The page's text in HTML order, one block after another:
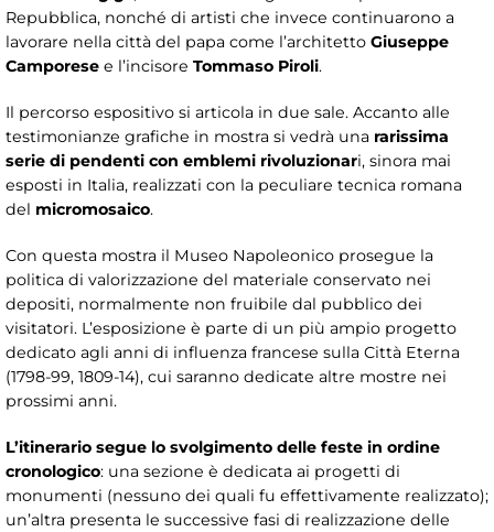
Repubblica, nonché di artisti che invece continuarono a
lavorare nella città del papa come l’architetto Giuseppe
Camporese e l’incisore Tommaso Piroli.
Il percorso espositivo si articola in due sale. Accanto alle
testimonianze grafiche in mostra si vedrà una rarissima
serie di pendenti con emblemi rivoluzionari, sinora mai
esposti in Italia, realizzati con la peculiare tecnica romana
del micromosaico.
Con questa mostra il Museo Napoleonico prosegue la
politica di valorizzazione del materiale conservato nei
depositi, normalmente non fruibile dal pubblico dei
visitatori. L’esposizione è parte di un più ampio progetto
dedicato agli anni di influenza francese sulla Città Eterna
(1798-99, 1809-14), cui saranno dedicate altre mostre nei
prossimi anni.
L’itinerario segue lo svolgimento delle feste in ordine
cronologico: una sezione è dedicata ai progetti di
monumenti (nessuno dei quali fu effettivamente realizzato);
un’altra presenta le successive fasi di realizzazione delle